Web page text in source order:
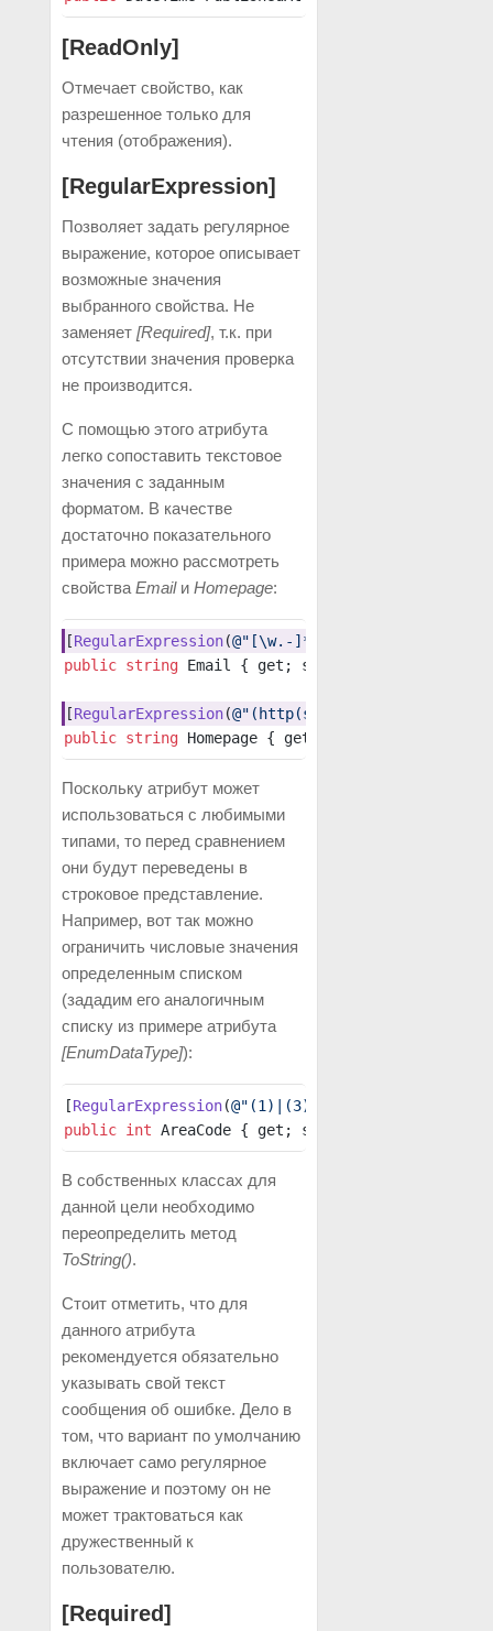
[ReadOnly]
Отмечает свойство, как
разрешенное только для
чтения (отображения).
[RegularExpression]
Позволяет задать регулярное
выражение, которое описывает
возможные значения
выбранного свойства. Не
заменяет [Required], т.к. при
отсутствии значения проверка
не производится.
С помощью этого атрибута
легко сопоставить текстовое
значения с заданным
форматом. В качестве
достаточно показательного
примера можно рассмотреть
свойства Emailи Homepage:
[RegularExpression(@"[\w.-]*[a-zA-Z0-9_]@[\w.-
public string Email { get; set; }
[RegularExpression(@"(http(s)?://)?([\w-
public string Homepage { get; set; }
Поскольку атрибут может
использоваться с любимыми
типами, то перед сравнением
они будут переведены в
строковое представление.
Например, вот так можно
ограничить числовые значения
определенным списком
(зададим его аналогичным
списку из примере атрибута
[EnumDataType]):
[RegularExpression(@"(1)|(3)|(7)|(8)|(34)|(42)"
public int AreaCode { get; set; }
В собственных классах для
данной цели необходимо
переопределить метод
ToString().
Стоит отметить, что для
данного атрибута
рекомендуется обязательно
указывать свой текст
сообщения об ошибке. Дело в
том, что вариант по умолчанию
включает само регулярное
выражение и поэтому он не
может трактоваться как
дружественный к
пользователю.
[Required]